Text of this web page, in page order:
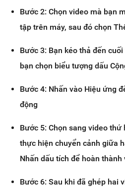
Bước 2: Chọn video mà bạn
tập trên máy, sau đó chọn
Bước 3: Bạn kéo thả đến
bạn chọn biểu tượng dấu
Bước 4: Nhấn vào Hiệu ứng
động
Bước 5: Chọn sang video
thực hiện chuyển cảnh giữa
Nhấn dấu tích để hoàn thành
Bước 6: Sau khi đã ghép hai